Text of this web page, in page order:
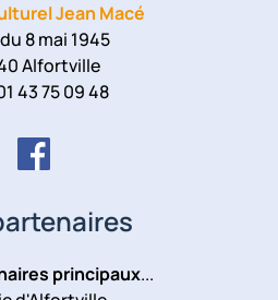
Jean Macé
8 mai 1945
Alfortville
43 75 09 48
principaux...